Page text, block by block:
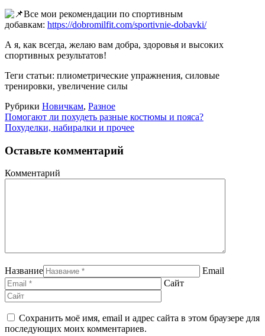
Все мои рекомендации по спортивным
добавкам: https://dobromilfit.com/sportivnie-dobavki/
А я, как всегда, желаю вам добра, здоровья и высоких
спортивных результатов!
Теги статьи: плиометрические упражнения, силовые
тренировки, увеличение силы
Рубрики Новичкам, Разное
Помогают ли похудеть разные костюмы и пояса?
Похуделки, набиралки и прочее
Оставьте комментарий
Комментарий
Название
Email
Сайт
Сохранить моё имя, email и адрес сайта в этом браузере для
последующих моих комментариев.